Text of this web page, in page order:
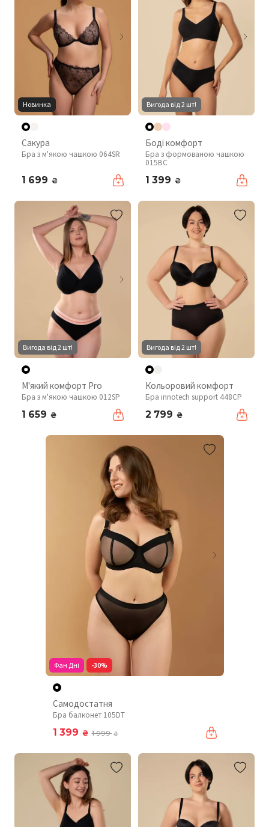
Новинка
Сакура
Бра з м'якою чашкою 064SR
1 699 ₴
Вигода від 2 шт!
Боді комфорт
Бра з формованою чашкою
015BC
1 399 ₴
Вигода від 2 шт!
М'який комфорт Pro
Бра з м'якою чашкою 012SP
1 659 ₴
Вигода від 2 шт!
Кольоровий комфорт
Бра innotech support 448CP
2 799 ₴
Фан Дні -30%
Самодостатня
Бра балконет 105DT
1 399 ₴ 1 999₴